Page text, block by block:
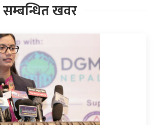
सम्बन्धित खवर